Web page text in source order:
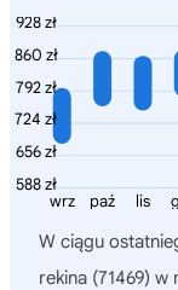
928 zł
860 zł
792 zł
724 zł
656 zł
588 zł
lis
paź
wrz
W ciągu
rekina (71469) w